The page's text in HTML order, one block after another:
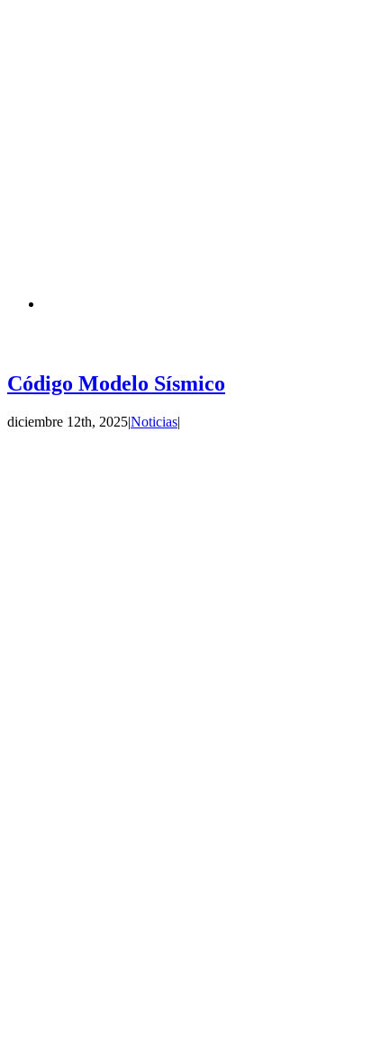
Código Modelo Sísmico
diciembre 12th, 2025|Noticias|